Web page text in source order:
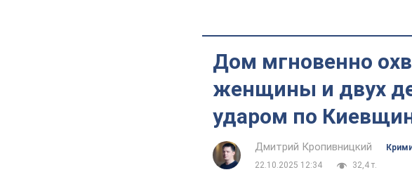
Дом мгновенно
женщины и двух
ударом по
Дмитрий Кропивницкий
22.10.2025 12:34
32,4 т.